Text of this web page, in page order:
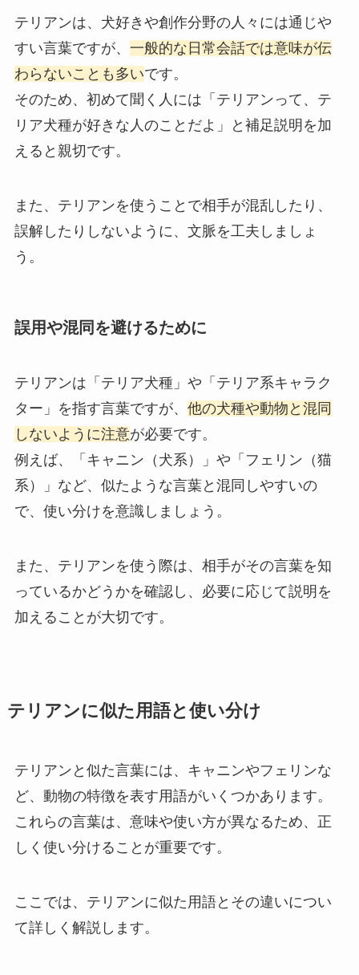
テリアンは、犬好きや創作分野の人々には通じや
すい言葉ですが、 一般的な日常会話では意味が伝
わらないことも多いです。
そのため、初めて聞く人には「テリアンって、テ
リア犬種が好きな人のことだよ」と補足説明を加
えると親切です。
また、テリアンを使うことで相手が混乱したり、
誤解したりしないように、文脈を工夫しましょ
う。
誤用や混同を避けるために
テリアンは「テリア犬種」や「テリア系キャラク
ター」を指す言葉ですが、 他の犬種や動物と混同
しないように注意が必要です。
例えば、「キャニン（犬系）」や「フェリン（猫
系）」など、似たような言葉と混同しやすいの
で、使い分けを意識しましょう。
また、テリアンを使う際は、相手がその言葉を知
っているかどうかを確認し、必要に応じて説明を
加えることが大切です。
テリアンに似た用語と使い分け
テリアンと似た言葉には、キャニンやフェリンな
ど、動物の特徴を表す用語がいくつかあります。
これらの言葉は、意味や使い方が異なるため、正
しく使い分けることが重要です。
ここでは、テリアンに似た用語とその違いについ
て詳しく解説します。